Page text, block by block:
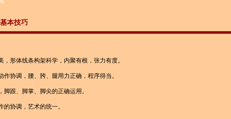
本技巧
，形体线条构架科学，内聚有根，张力有度。
协调，腰、胯、腿用力正确，程序得当。
跟、脚掌、脚尖的正确运用。
协调，艺术的统一。